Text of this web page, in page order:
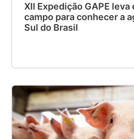
XII Expedição GAPE
campo para conhecer a
Sul do Brasil